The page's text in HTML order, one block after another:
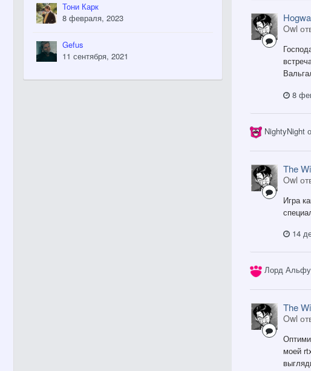
Тони Карк
8 февраля, 2023
Gefus
11 сентября, 2021
Owl
8
NightyNight
The
Owl
Игра
14
Лорд
The
Owl
моей